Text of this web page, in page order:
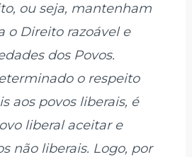
ou seja, mantenham
o Direito razoável e
dos Povos.
o respeito
aos povos liberais, é
liberal aceitar e
não liberais. Logo, por